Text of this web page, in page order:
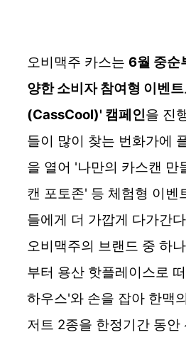
오비맥주 카스는 6월 중순
양한 소비자 참여형 이벤
(CassCool)' 캠페인을 진
들이 많이 찾는 번화가에
을 열어 '나만의 카스캔 만
캔 포토존' 등 체험형 이벤
들에게 더 가깝게 다가간
오비맥주의 브랜드 중 하
부터 용산 핫플레이스로
하우스'와 손을 잡아 한맥
저트 2종을 한정기간 동안